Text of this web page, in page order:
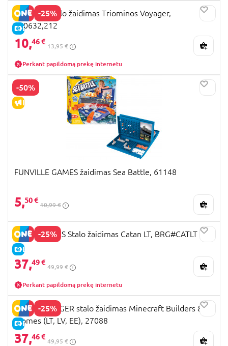
-25%
E-KAINA
GOLIATH Stalo žaidimas Triominos Voyager,
360632,212
10,46 €
13,95 €
Perkant papildomą prekę internetu
-50%
IŠPARDAVIMAS
FUNVILLE GAMES žaidimas Sea Battle, 61148
5,50 €
10,99 €
-25%
E-KAINA
BRAIN GAMES Stalo žaidimas Catan LT, BRG#CATLT
37,49 €
49,99 €
Perkant papildomą prekę internetu
-25%
E-KAINA
RAVENSBURGER stalo žaidimas Minecraft Builders &
Biomes (LT, LV, EE), 27088
37,46 €
49,95 €